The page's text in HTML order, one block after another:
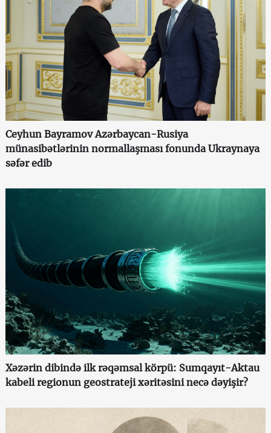
Ceyhun Bayramov Azərbaycan-Rusiya
münasibətlərinin normallaşması fonunda Ukraynaya
səfər edib
Xəzərin dibində ilk rəqəmsal körpü: Sumqayıt-Aktau
kabeli regionun geostrateji xəritəsini necə dəyişir?